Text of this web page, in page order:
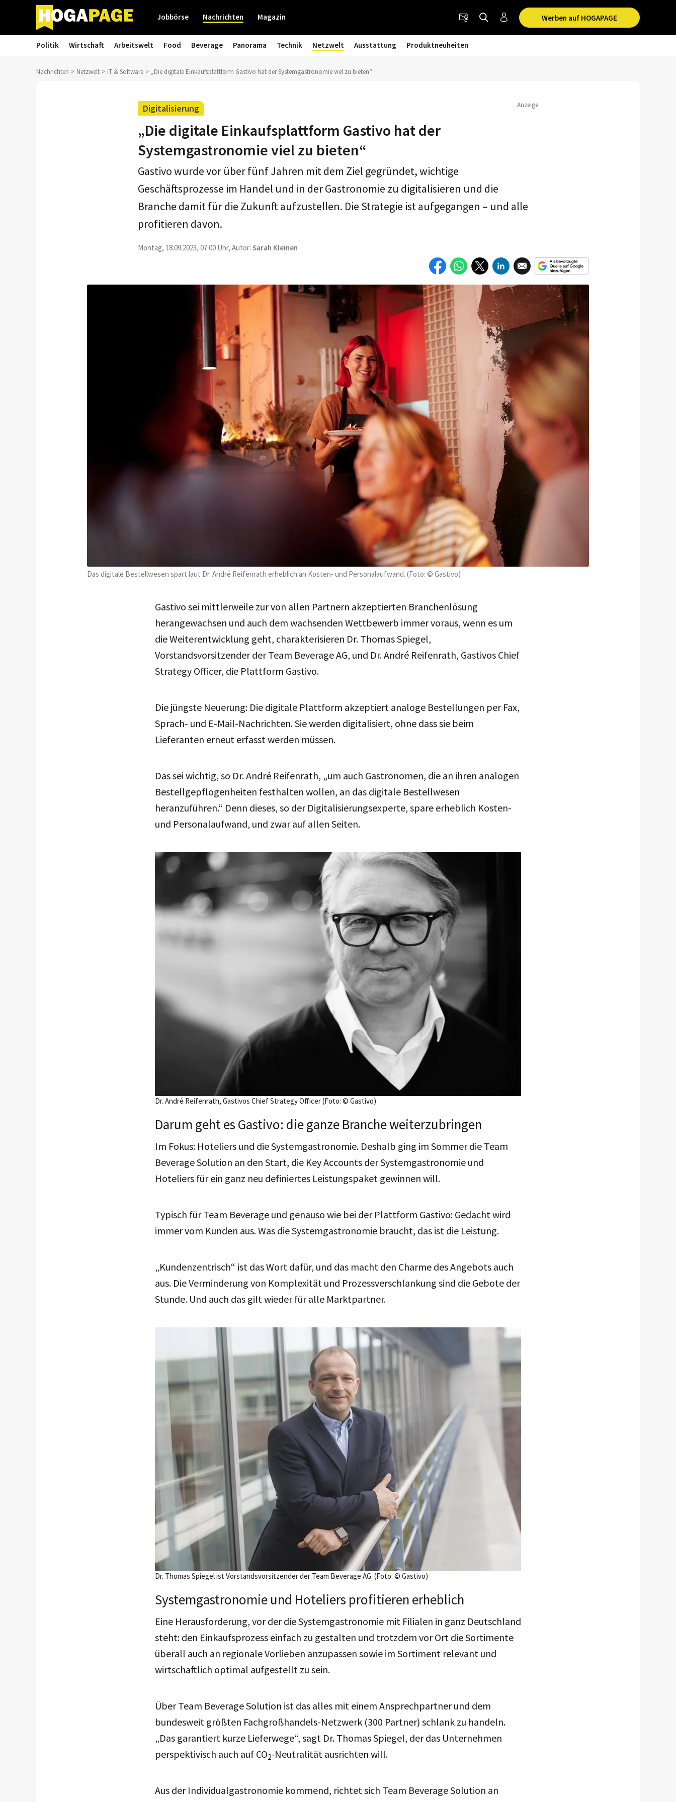
Werben auf HOGAPAGE
Jobbörse Nachrichten Magazin
Politik Wirtschaft Arbeitswelt Food Beverage Panorama Technik Netzwelt Ausstattung Produktneuheiten
Nachrichten Netzwelt IT & Software „Die digitale Einkaufsplattform Gastivo hat der Systemgastronomie viel zu bieten“
Digitalisierung Anzeige
„Die digitale Einkaufsplattform Gastivo hat der
Systemgastronomie viel zu bieten“
Das digitale Bestellwesen spart laut Dr. André Reifenrath erheblich an Kosten- und Personalaufwand. (Foto: © Gastivo)
Gastivo wurde vor über fünf Jahren mit dem Ziel gegründet, wichtige
Geschäftsprozesse im Handel und in der Gastronomie zu digitalisieren und die
Branche damit für die Zukunft aufzustellen. Die Strategie ist aufgegangen – und alle
profitieren davon.
Montag, 18.09.2023, 07:00 Uhr, Autor: Sarah Kleinen
Gastivo sei mittlerweile zur von allen Partnern akzeptierten Branchenlösung
herangewachsen und auch dem wachsenden Wettbewerb immer voraus, wenn es um
die Weiterentwicklung geht, charakterisieren Dr. Thomas Spiegel,
Vorstandsvorsitzender der Team Beverage AG, und Dr. André Reifenrath, Gastivos Chief
Strategy Officer, die Plattform Gastivo.
Die jüngste Neuerung: Die digitale Plattform akzeptiert analoge Bestellungen per Fax,
Sprach- und E-Mail-Nachrichten. Sie werden digitalisiert, ohne dass sie beim
Lieferanten erneut erfasst werden müssen.
Das sei wichtig, so Dr. André Reifenrath, „um auch Gastronomen, die an ihren analogen
Bestellgepflogenheiten festhalten wollen, an das digitale Bestellwesen
heranzuführen.“ Denn dieses, so der Digitalisierungsexperte, spare erheblich Kosten-
und Personalaufwand, und zwar auf allen Seiten.
Dr. André Reifenrath, Gastivos Chief Strategy Officer (Foto: © Gastivo)
Darum geht es Gastivo: die ganze Branche weiterzubringen
Im Fokus: Hoteliers und die Systemgastronomie. Deshalb ging im Sommer die Team
Beverage Solution an den Start, die Key Accounts der Systemgastronomie und
Hoteliers für ein ganz neu definiertes Leistungspaket gewinnen will.
Typisch für Team Beverage und genauso wie bei der Plattform Gastivo: Gedacht wird
immer vom Kunden aus. Was die Systemgastronomie braucht, das ist die Leistung.
„Kundenzentrisch“ ist das Wort dafür, und das macht den Charme des Angebots auch
aus. Die Verminderung von Komplexität und Prozessverschlankung sind die Gebote der
Stunde. Und auch das gilt wieder für alle Marktpartner.
Dr. Thomas Spiegel ist Vorstandsvorsitzender der Team Beverage AG. (Foto: © Gastivo)
Systemgastronomie und Hoteliers profitieren erheblich
Eine Herausforderung, vor der die Systemgastronomie mit Filialen in ganz Deutschland
steht: den Einkaufsprozess einfach zu gestalten und trotzdem vor Ort die Sortimente
überall auch an regionale Vorlieben anzupassen sowie im Sortiment relevant und
wirtschaftlich optimal aufgestellt zu sein.
Über Team Beverage Solution ist das alles mit einem Ansprechpartner und dem
bundesweit größten Fachgroßhandels-Netzwerk (300 Partner) schlank zu handeln.
„Das garantiert kurze Lieferwege“, sagt Dr. Thomas Spiegel, der das Unternehmen
perspektivisch auch auf CO2-Neutralität ausrichten will.
Aus der Individualgastronomie kommend, richtet sich Team Beverage Solution an